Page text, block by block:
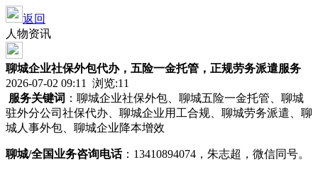
返回
人物资讯
聊城企业社保外包代办，五险一金托管，正规劳务派遣服务
2026-07-02 09:11 浏览:11
服务关键词 ：聊城企业社保外包、聊城五险一金托管、聊城
驻外分公司社保代办、聊城企业用工合规、聊城劳务派遣、聊
城人事外包、聊城企业降本增效
聊城/全国业务咨询电话：13410894074，朱志超，微信同号。